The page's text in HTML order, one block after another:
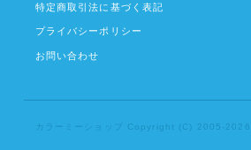
特定商取引法に基づく表記
プライバシーポリシー
お問い合わせ
カラーミーショップ Copyright (C) 2005-2026